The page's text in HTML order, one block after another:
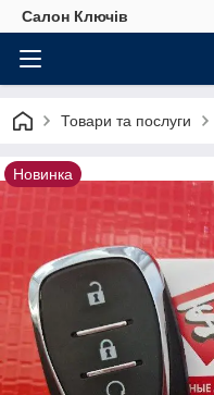
Салон Ключів
Товари та послуги
Новинка